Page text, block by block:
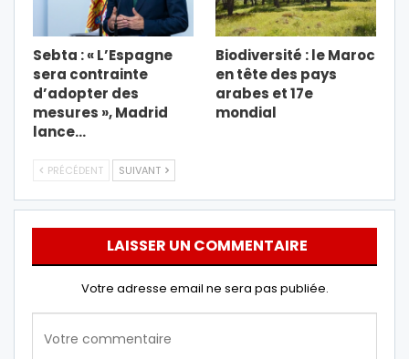
Sebta : « L’Espagne
sera contrainte
d’adopter des
mesures », Madrid
lance…
Biodiversité : le Maroc
en tête des pays
arabes et 17e
mondial
PRÉCÉDENT SUIVANT
LAISSER UN COMMENTAIRE
Votre adresse email ne sera pas publiée.